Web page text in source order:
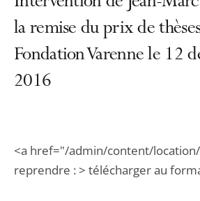
la remise du prix de
Fondation Varenne le 12
2016
<a href="/admin/content/
reprendre : > télécharger au